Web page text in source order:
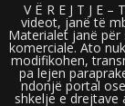
V Ë R E J T J E
videot, janë të
Materialet janë
komerciale. Ato
modifikohen,
pa lejen
ndonjë portal
shkelje e drejtave